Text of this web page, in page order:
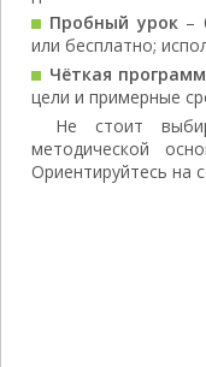
Пробный урок–
или бесплатно;
Чёткая
цели и примерные
Не стоит
методической
Ориентируйтесь на